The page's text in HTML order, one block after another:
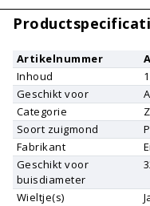
Artikelnummer
Inhoud
1
Geschikt voor
Categorie
Soort zuigmond
Fabrikant
Geschikt voor
buisdiameter
Wieltje(s)